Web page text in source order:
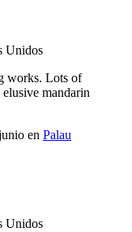
Unidos
works. Lots of
mandarin
en Palau
Unidos